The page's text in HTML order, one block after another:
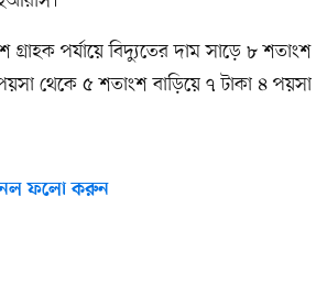
পর্যায়ে বিদ্যুতের দাম সাড়ে ৮ শতাংশ
থেকে ৫ শতাংশ বাড়িয়ে ৭ টাকা ৪ পয়সা
ফলো করুন